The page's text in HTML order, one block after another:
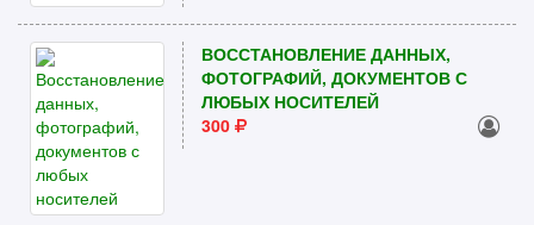
ВОССТАНОВЛЕНИЕ ДАННЫХ,
ФОТОГРАФИЙ, ДОКУМЕНТОВ С
ЛЮБЫХ НОСИТЕЛЕЙ
300